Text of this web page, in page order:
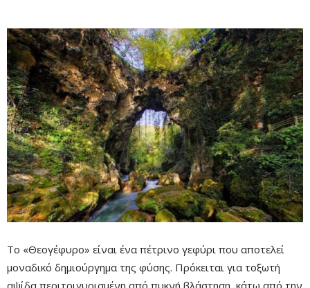
Το «Θεογέφυρο» είναι ένα πέτρινο γεφύρι που αποτελεί
μοναδικό δημιούργημα της φύσης. Πρόκειται για τοξωτή